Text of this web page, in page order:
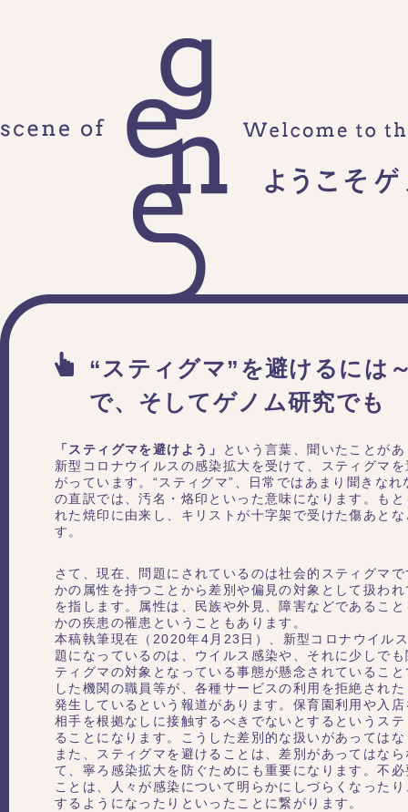
“スティグマ”を避けるには
で、そしてゲノム研究でも
「スティグマを避けよう」
という言葉、聞いたことが
新型コロナウイルスの感染拡大を受けて、スティグマ
がっています。“スティグマ”、日常ではあまり聞きな
の直訳では、汚名・烙印といった意味になります。も
れた焼印に由来し、キリストが十字架で受けた傷あと
す。
さて、現在、問題にされているのは社会的スティグマ
かの属性を持つことから差別や偏見の対象として扱わ
を指します。属性は、民族や外見、障害などであるこ
かの疾患の罹患ということもあります。
本稿執筆現在（2020年4月23日）、新型コロナウイル
題になっているのは、ウイルス感染や、それに少しで
ティグマの対象となっている事態が懸念されているこ
した機関の職員等が、各種サービスの利用を拒絶され
発生しているという報道があります。保育園利用や入
相手を根拠なしに接触するべきでないとするというス
ることになります。こうした差別的な扱いがあっては
また、スティグマを避けることは、差別があってはな
て、寧ろ感染拡大を防ぐためにも重要になります。不
ことは、人々が感染について明らかにしづらくなった
するようになったりといったことに繋がります。